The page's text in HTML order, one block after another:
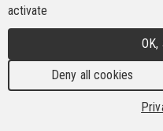
Die Bau- und
und ihre
im Nahen Osten in
Gewerkschaft der
activate
Deny all cookies